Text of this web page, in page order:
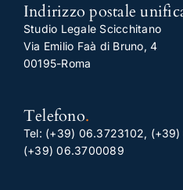
Indirizzo postale
Studio Legale Scicchitano
Via Emilio Faà di Bruno, 4
00195-Roma
Telefono.
Tel: (+39) 06.3723102,
(+39) 06.3700089